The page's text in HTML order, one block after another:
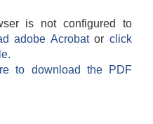
is not configured to
adobe Acrobatorclick
to download the PDF